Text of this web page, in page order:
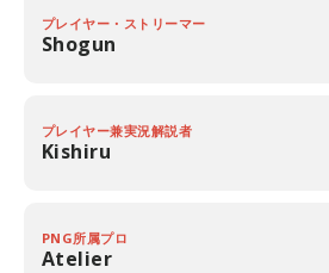
プレイヤー・ストリーマー
Shogun
プレイヤー兼実況解説者
Kishiru
PNG所属プロ
Atelier